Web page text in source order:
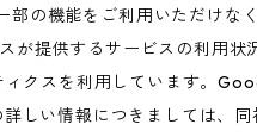
の機能をご利用いただけな
が提供するサービスの利用
クスを利用しています。
しい情報につきましては、同